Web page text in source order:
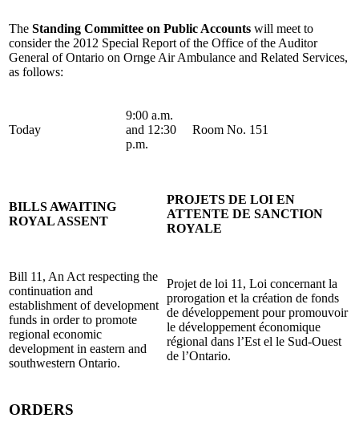
The Standing Committee on Public Accounts will meet to
consider the 2012 Special Report of the Office of the Auditor
General of Ontario on Ornge Air Ambulance and Related Services,
as follows:
Today
9:00 a.m.
and 12:30
p.m.
Room No. 151
BILLS AWAITING
ROYAL ASSENT
PROJETS DE LOI EN
ATTENTE DE SANCTION
ROYALE
Bill 11, An Act respecting the
continuation and
establishment of development
funds in order to promote
regional economic
development in eastern and
southwestern Ontario.
Projet de loi 11, Loi concernant la
prorogation et la création de fonds
de développement pour promouvoir
le développement économique
régional dans l’Est el le Sud-Ouest
de l’Ontario.
ORDERS